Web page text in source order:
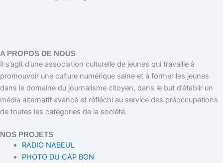
A PROPOS DE NOUS
Il s’agit d’une association culturelle de jeunes qui travaille à
promouvoir une culture numérique saine et à former les jeunes
dans le domaine du journalisme citoyen, dans le but d’établir un
média alternatif avancé et réfléchi au service des préoccupations
de toutes les catégories de la société.
NOS PROJETS
RADIO NABEUL
PHOTO DU CAP BON